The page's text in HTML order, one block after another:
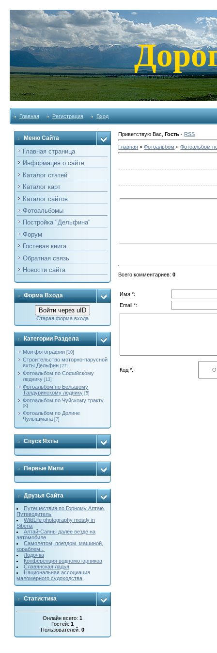
Главная Регистрация Вход
Меню Сайта
Главная страница
Информация о сайте
Каталог статей
Каталог карт
Каталог сайтов
Фотоальбомы
Постройка "Дельфина"
Форум
Гостевая книга
Обратная связь
Новости сайта
Форма Входа
Войти через uID
Старая форма входа
Категории Раздела
Мои фотографии [10]
Строительство моторно-парусной
яхты Дельфин [27]
Фотоальбом по Софийскому
леднику [13]
Фотоальбом по Большому
Талдуринскому леднику [5]
Фотоальбом по Чуйскому тракту
[8]
Фотоальбом по Долине
Чулышмана [7]
Спуск Яхты
Первые Мили
Друзья Сайта
Путешествия по Горному Алтаю.
Путеводитель
WildLife photography mostly in
Siberia
Алтай-Саяны далее везде на
автомобиле
Cамолетом, поездом, машиной,
кораблем...
Лодочка
Конференция водномоторников
Славянская ладья
Национальная ассоциация
маломерного судоходства
Статистика
Онлайн всего:1
Гостей:1
Пользователей:0
Приветствую Вас ,Гость · RSS
Главная »Фотоальбом »Фотоальбом
Всего комментариев:0
Имя *:
Email *:
Код *: